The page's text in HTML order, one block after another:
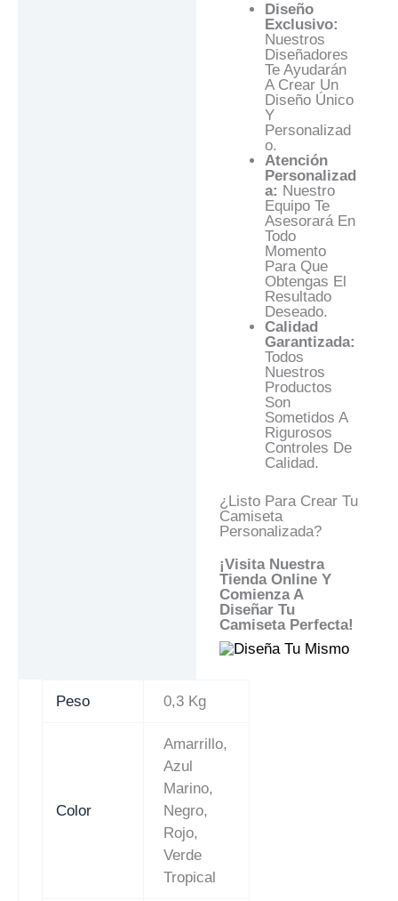
Diseño
Exclusivo:
Nuestros
Diseñadores
Te Ayudarán
A Crear Un
Diseño Único
Y
Personalizad
O.
Atención
Personalizad
A: Nuestro
Equipo Te
Asesorará En
Todo
Momento
Para Que
Obtengas El
Resultado
Deseado.
Calidad
Garantizada:
Todos
Nuestros
Productos
Son
Sometidos A
Rigurosos
Controles De
Calidad.
¿Listo Para Crear Tu
Camiseta
Personalizada?
¡Visita Nuestra
Tienda Online Y
Comienza A
Diseñar Tu
Camiseta Perfecta!
Peso 0,3 Kg
Color
Amarrillo,
Azul
Marino,
Negro,
Rojo,
Verde
Tropical